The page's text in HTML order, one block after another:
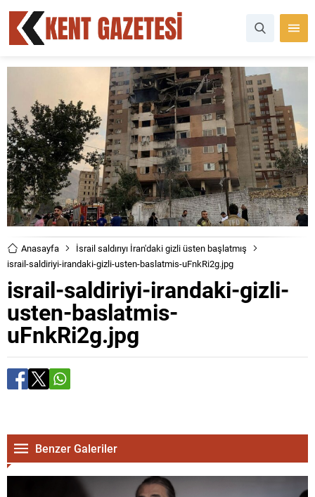
Anasayfa
İsrail saldırıyı İran'daki gizli üsten başlatmış
israil-saldiriyi-irandaki-gizli-usten-baslatmis-uFnkRi2g.jpg
israil-saldiriyi-irandaki-gizli-
usten-baslatmis-
uFnkRi2g.jpg
Benzer Galeriler